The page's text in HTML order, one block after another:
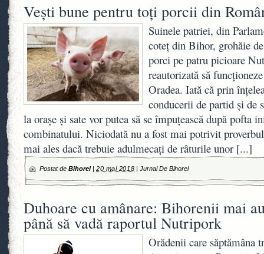
Vești bune pentru toți porcii din
Suinele patriei, din
coteț din Bihor, grohăie
porci pe patru picioare
reautorizată să
Oradea. Iată că prin
conducerii de partid și de
la orașe și sate vor putea să se împuțească după pofta
combinatului. Niciodată nu a fost mai potrivit
mai ales dacă trebuie adulmecați de râturile unor [...]
Postat de Bihorel| 20 mai 2018 |Jurnal De Bihorel
Duhoare cu amânare: Bihorenii mai
până să vadă raportul Nutripork
Orădenii care săptămâna